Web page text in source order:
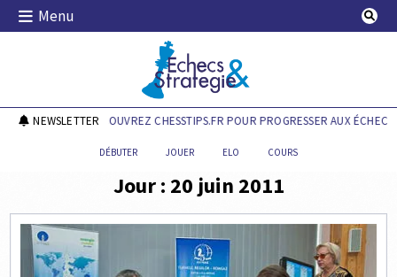
Skip
Menu
Echecs & Stratégie
NEWSLETTERDÉCOUVREZ CHESSTIPS.FR POUR PROGRESSER AUX ÉCHECS !
DÉBUTER JOUER ELO COURS
Jour : 20 juin 2011